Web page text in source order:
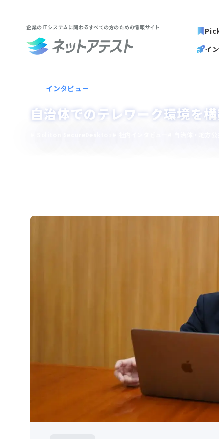
企業のITシステムに関わるすべての方のための情報サイト
イ
インタビュー
自治体でのテレワーク環境を